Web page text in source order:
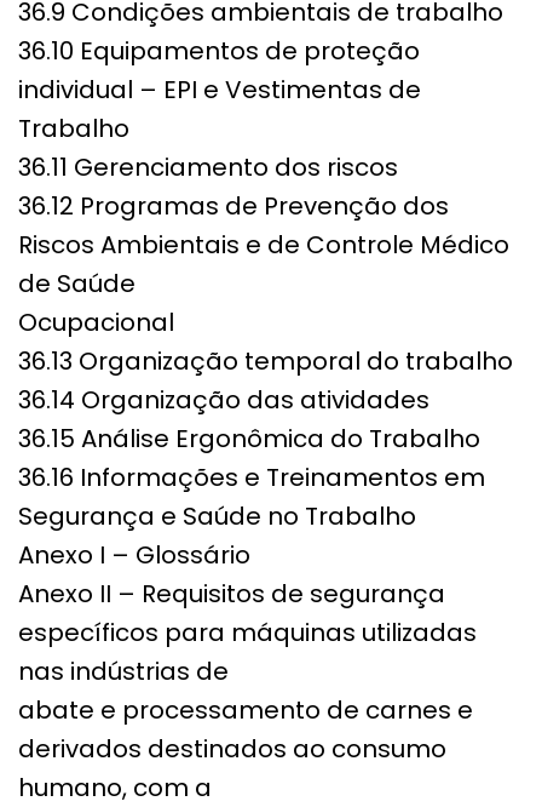
36.9 Condições ambientais de trabalho
36.10 Equipamentos de proteção
individual – EPI e Vestimentas de
Trabalho
36.11 Gerenciamento dos riscos
36.12 Programas de Prevenção dos
Riscos Ambientais e de Controle Médico
de Saúde
Ocupacional
36.13 Organização temporal do trabalho
36.14 Organização das atividades
36.15 Análise Ergonômica do Trabalho
36.16 Informações e Treinamentos em
Segurança e Saúde no Trabalho
Anexo I – Glossário
Anexo II – Requisitos de segurança
específicos para máquinas utilizadas
nas indústrias de
abate e processamento de carnes e
derivados destinados ao consumo
humano, com a